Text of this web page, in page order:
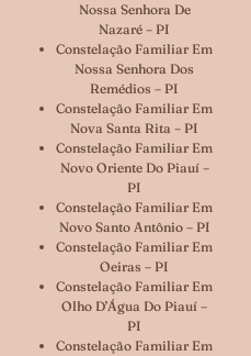
Nossa Senhora De
Nazaré – PI
Constelação Familiar Em
Nossa Senhora Dos
Remédios – PI
Constelação Familiar Em
Nova Santa Rita – PI
Constelação Familiar Em
Novo Oriente Do Piauí –
PI
Constelação Familiar Em
Novo Santo Antônio – PI
Constelação Familiar Em
Oeiras – PI
Constelação Familiar Em
Olho D’Água Do Piauí –
PI
Constelação Familiar Em